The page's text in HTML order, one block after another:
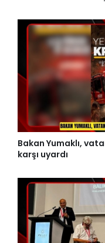
Bakan Yumaklı,
karşı uyardı